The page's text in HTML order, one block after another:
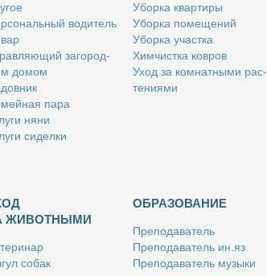
во­ди­тель
за­го­род­
до­мом
па­ра
ня­ни
си­дел­ки
Убор­ка квар­ти­ры
Убор­ка по­ме­ще­ний
Убор­ка участ­ка
Хим­чист­ка ков­ров
Уход за ком­нат­ны­ми рас­
те­ни­я­ми
ЖИВОТНЫМИ
со­бак
ОБРАЗОВАНИЕ
Пре­по­да­ва­тель
Пре­по­да­ва­тель ин.яз
Пре­по­да­ва­тель му­зы­ки